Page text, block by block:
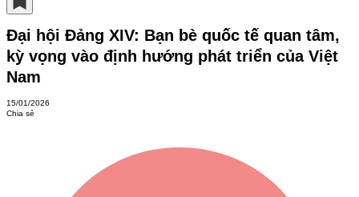
Đại hội Đảng XIV: Bạn bè quốc tế quan tâm,
kỳ vọng vào định hướng phát triển của Việt
Nam
15/01/2026
Chia sẻ